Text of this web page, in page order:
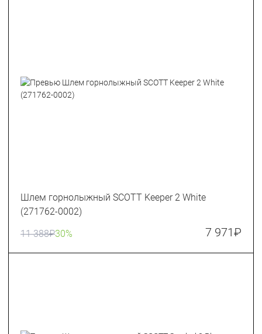
Шлем горнолыжный SCOTT Keeper 2 White
(271762-0002)
11 388₽30% 7 971₽